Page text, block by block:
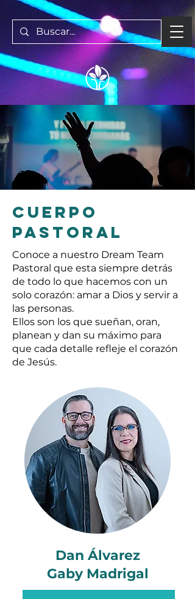
CUERPO
PASTORAL
Conoce a nuestro Dream Team
Pastoral que esta siempre detrás
de todo lo que hacemos con un
solo corazón: amar a Dios y servir a
las personas.
Ellos son los que sueñan, oran,
planean y dan su máximo para
que cada detalle refleje el corazón
de Jesús.
Dan Álvarez
Gaby Madrigal